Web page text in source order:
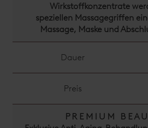
Wirkstoffkonzentrate
speziellen Massagegriffen
Massage, Maske und
Dauer
Preis
P R E M I U M B E A U